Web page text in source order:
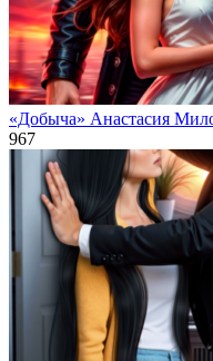
«Добыча» Анастасия
967